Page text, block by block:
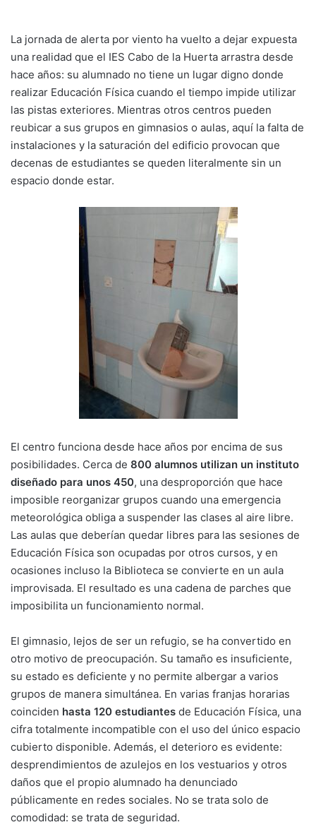
y
Li
n
k
l
e
b
o
o
k
s
A
p
p
gr
a
m
p
ar
tir
La jornada de alerta por viento ha vuelto a dejar expuesta
una realidad que el IES Cabo de la Huerta arrastra desde
hace años: su alumnado no tiene un lugar digno donde
realizar Educación Física cuando el tiempo impide utilizar
las pistas exteriores. Mientras otros centros pueden
reubicar a sus grupos en gimnasios o aulas, aquí la falta de
instalaciones y la saturación del edificio provocan que
decenas de estudiantes se queden literalmente sin un
espacio donde estar.
El centro funciona desde hace años por encima de sus
posibilidades. Cerca de 800 alumnos utilizan un instituto
diseñado para unos 450, una desproporción que hace
imposible reorganizar grupos cuando una emergencia
meteorológica obliga a suspender las clases al aire libre.
Las aulas que deberían quedar libres para las sesiones de
Educación Física son ocupadas por otros cursos, y en
ocasiones incluso la Biblioteca se convierte en un aula
improvisada. El resultado es una cadena de parches que
imposibilita un funcionamiento normal.
El gimnasio, lejos de ser un refugio, se ha convertido en
otro motivo de preocupación. Su tamaño es insuficiente,
su estado es deficiente y no permite albergar a varios
grupos de manera simultánea. En varias franjas horarias
coinciden hasta 120 estudiantes de Educación Física, una
cifra totalmente incompatible con el uso del único espacio
cubierto disponible. Además, el deterioro es evidente:
desprendimientos de azulejos en los vestuarios y otros
daños que el propio alumnado ha denunciado
públicamente en redes sociales. No se trata solo de
comodidad: se trata de seguridad.